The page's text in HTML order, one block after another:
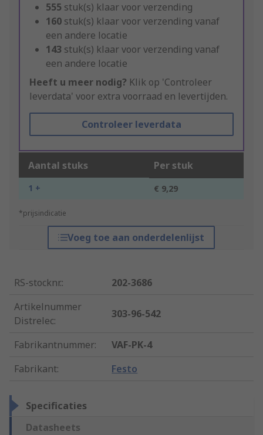
555 stuk(s) klaar voor verzending
160 stuk(s) klaar voor verzending vanaf
een andere locatie
143 stuk(s) klaar voor verzending vanaf
een andere locatie
Heeft u meer nodig? Klik op 'Controleer
leverdata' voor extra voorraad en levertijden.
Controleer leverdata
Aantal stuks Per stuk
1 + € 9,29
*prijsindicatie
Voeg toe aan onderdelenlijst
RS-stocknr.:
202-3686
Artikelnummer
Distrelec:
303-96-542
Fabrikantnummer:
VAF-PK-4
Fabrikant: Festo
Specificaties
Datasheets